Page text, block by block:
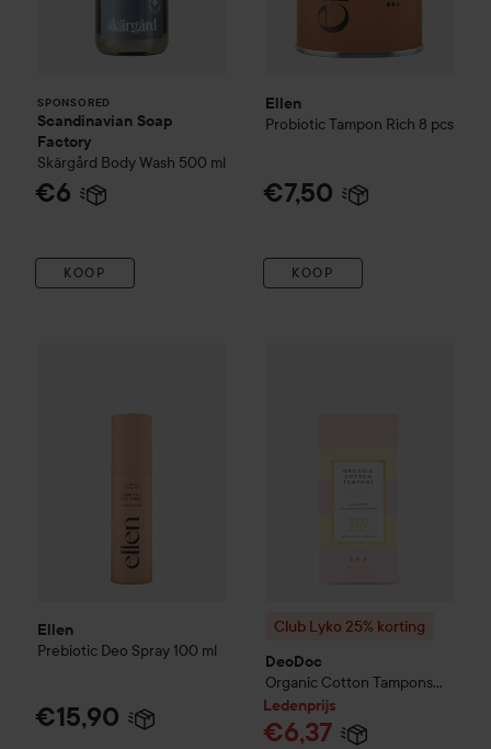
SPONSORED
Scandinavian Soap
Factory
Skärgård Body Wash 500 ml
€6
KOOP
Ellen
Probiotic Tampon Rich 8 pcs
€7,50
KOOP
Ellen
Prebiotic Deo Spray 100 ml
€15,90
Club Lyko 25% korting
DeoDoc
Organic Cotton Tampons
Super Flow 14 Pcs
Ledenprijs
€6,37